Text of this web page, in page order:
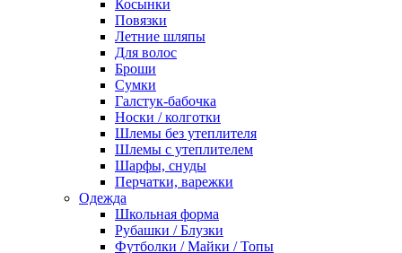
Косынки
Повязки
Летние шляпы
Для волос
Броши
Сумки
Галстук-бабочка
Носки / колготки
Шлемы без утеплителя
Шлемы с утеплителем
Шарфы, снуды
Перчатки, варежки
Одежда
Школьная форма
Рубашки / Блузки
Футболки / Майки / Топы